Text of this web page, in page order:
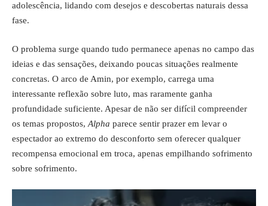
adolescência, lidando com desejos e descobertas naturais dessa
fase.
O problema surge quando tudo permanece apenas no campo das
ideias e das sensações, deixando poucas situações realmente
concretas. O arco de Amin, por exemplo, carrega uma
interessante reflexão sobre luto, mas raramente ganha
profundidade suficiente. Apesar de não ser difícil compreender
os temas propostos, Alpha parece sentir prazer em levar o
espectador ao extremo do desconforto sem oferecer qualquer
recompensa emocional em troca, apenas empilhando sofrimento
sobre sofrimento.